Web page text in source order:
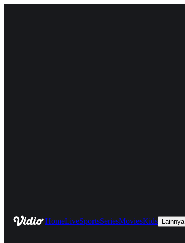
HomeLiveSportsSeriesMoviesKids Lainnya